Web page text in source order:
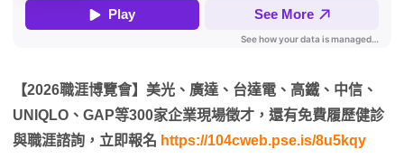
【2026職涯博覽會】美光、廣達、台達電、高鐵、中信、
UNIQLO、GAP等300家企業現場徵才，還有免費履歷健診
與職涯諮詢，立即報名 https://104cweb.pse.is/8u5kqy